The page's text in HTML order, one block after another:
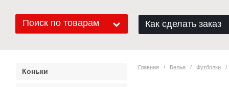
Поиск по товарам Как сделать заказ
Главная
   /
Белье
   /
Футболки
Коньки